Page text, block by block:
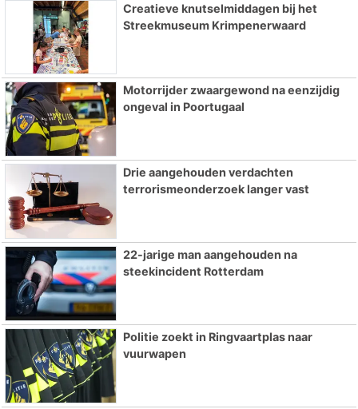
Creatieve knutselmiddagen bij het
Streekmuseum Krimpenerwaard
Motorrijder zwaargewond na eenzijdig
ongeval in Poortugaal
Drie aangehouden verdachten
terrorismeonderzoek langer vast
22-jarige man aangehouden na
steekincident Rotterdam
Politie zoekt in Ringvaartplas naar
vuurwapen